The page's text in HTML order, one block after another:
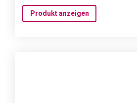
Produkt anzeigen